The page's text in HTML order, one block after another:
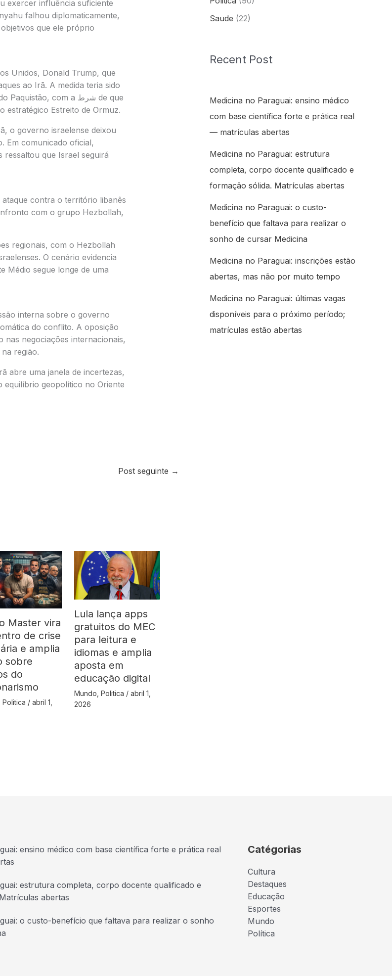
exercer influência suficiente
falhou diplomaticamente,
que ele próprio
Unidos, Donald Trump, que
ao Irã. A medida teria sido
Paquistão, com a شرط de que
estratégico Estreito de Ormuz.
o governo israelense deixou
. Em comunicado oficial,
ressaltou que Israel seguirá
contra o território libanês
com o grupo Hezbollah,
regionais, com o Hezbollah
O cenário evidencia
Médio segue longe de uma
interna sobre o governo
do conflito. A oposição
nas negociações internacionais,
região.
abre uma janela de incertezas,
equilíbrio geopolítico no Oriente
Post seguinte →
Master vira
de crise
e amplia
sobre
do
,Politica /abril 1,
Lula lança apps
gratuitos do MEC
para leitura e
idiomas e amplia
aposta em
educação digital
Mundo ,Politica /abril 1,
2026
Saude (22)
Recent Post
Medicina no Paraguai: ensino médico
com base científica forte e prática real
— matrículas abertas
Medicina no Paraguai: estrutura
completa, corpo docente qualificado e
formação sólida. Matrículas abertas
Medicina no Paraguai: o custo-
benefício que faltava para realizar o
sonho de cursar Medicina
Medicina no Paraguai: inscrições estão
abertas, mas não por muito tempo
Medicina no Paraguai: últimas vagas
disponíveis para o próximo período;
matrículas estão abertas
ensino médico com base científica forte e prática real
estrutura completa, corpo docente qualificado e
abertas
o custo-benefício que faltava para realizar o sonho
Catégorias
Cultura
Destaques
Educação
Esportes
Mundo
Política